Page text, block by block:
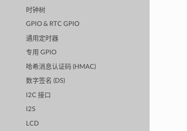
时钟树
GPIO & RTC GPIO
通用定时器
专用 GPIO
哈希消息认证码 (HMAC)
数字签名 (DS)
I2C 接口
I2S
LCD